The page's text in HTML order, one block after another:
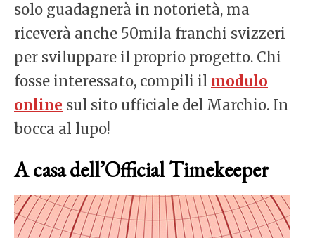
solo guadagnerà in notorietà, ma
riceverà anche 50mila franchi svizzeri
per sviluppare il proprio progetto. Chi
fosse interessato, compili il modulo
online sul sito ufficiale del Marchio. In
bocca al lupo!
A casa dell’Official Timekeeper